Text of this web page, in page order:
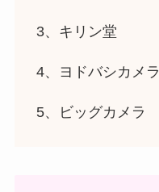
3、キリン堂
4、ヨドバシカメラ
5、ビッグカメラ